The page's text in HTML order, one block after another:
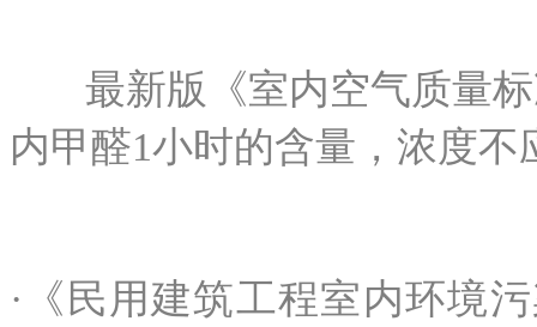
最新版《室内空气质量标
内甲醛1小时的含量，浓度不
·《民用建筑工程室内环境